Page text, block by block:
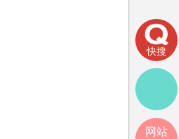
快搜
网站